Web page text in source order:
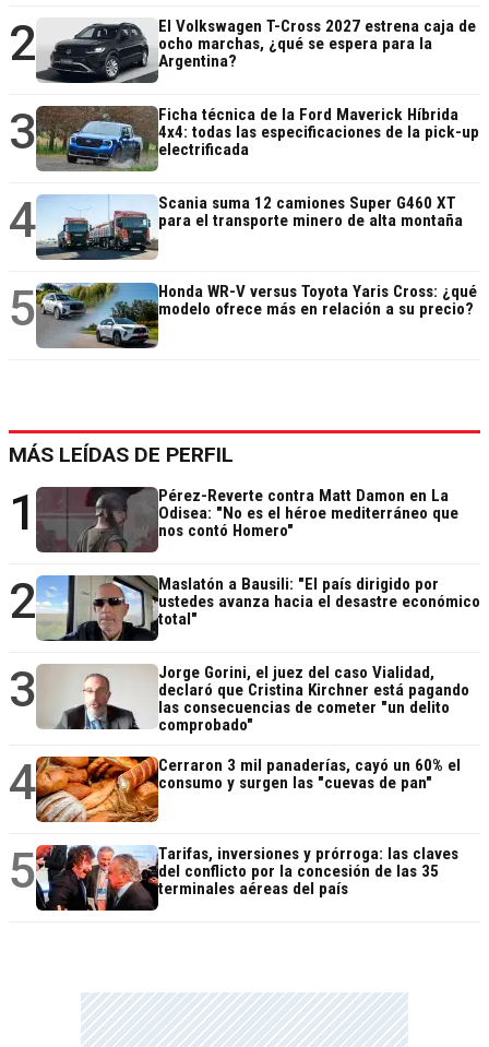
2
El Volkswagen T-Cross 2027 estrena caja de
ocho marchas, ¿qué se espera para la
Argentina?
3
Ficha técnica de la Ford Maverick Híbrida
4x4: todas las especificaciones de la pick-up
electrificada
4
Scania suma 12 camiones Super G460 XT
para el transporte minero de alta montaña
5
Honda WR-V versus Toyota Yaris Cross: ¿qué
modelo ofrece más en relación a su precio?
MÁS LEÍDAS DE PERFIL
1
Pérez-Reverte contra Matt Damon en La
Odisea: "No es el héroe mediterráneo que
nos contó Homero"
2
Maslatón a Bausili: "El país dirigido por
ustedes avanza hacia el desastre económico
total"
3
Jorge Gorini, el juez del caso Vialidad,
declaró que Cristina Kirchner está pagando
las consecuencias de cometer "un delito
comprobado"
4
Cerraron 3 mil panaderías, cayó un 60% el
consumo y surgen las "cuevas de pan"
5
Tarifas, inversiones y prórroga: las claves
del conflicto por la concesión de las 35
terminales aéreas del país